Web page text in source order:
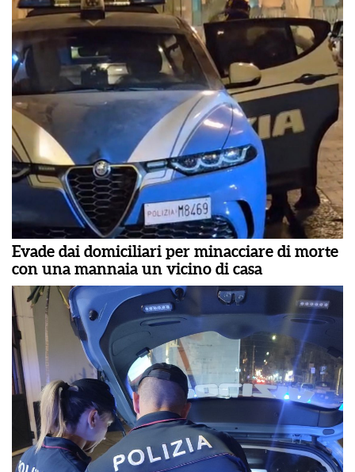
Evade dai domiciliari per minacciare di morte
con una mannaia un vicino di casa